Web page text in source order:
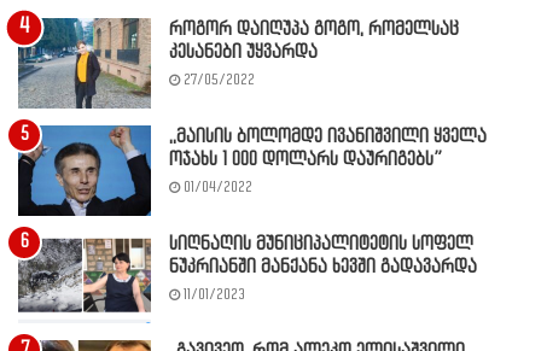
როგორ დაიღუპა გოგო, რომელსაც
კესანები უყვარდა
27/05/2022
,,მაისის ბოლომდე ივანიშვილი ყველა
ოჯახს 1 000 დოლარს დაურიგებს”
01/04/2022
სიღნაღის მუნიციპალიტეტის სოფელ
ნუკრიანში მანქანა ხევში გადავარდა
11/01/2023